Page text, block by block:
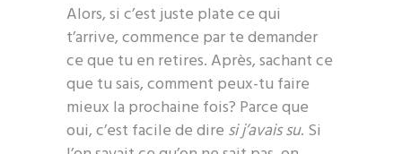
Alors, si c’est juste plate ce qui
t’arrive, commence par te demander
ce que tu en retires. Après, sachant ce
que tu sais, comment peux-tu faire
mieux la prochaine fois? Parce que
oui, c’est facile de dire si j’avais su. Si